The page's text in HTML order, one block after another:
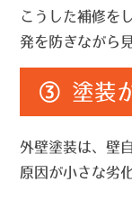
こうした補修を
発を防ぎながら
③ 塗装
外壁塗装は、壁
原因が小さな劣